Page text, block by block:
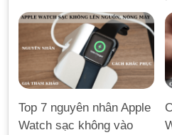
Top 7 nguyên nhân Apple
Watch sạc không vào